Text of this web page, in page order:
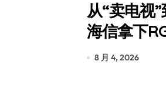
追觅
们的
为“战
7 月 30,